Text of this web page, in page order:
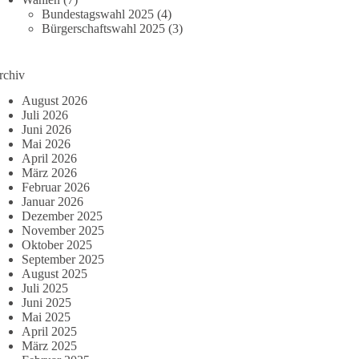
Bundestagswahl 2025 (4)
Bürgerschaftswahl 2025 (3)
August 2026
Juli 2026
Juni 2026
Mai 2026
April 2026
März 2026
Februar 2026
Januar 2026
Dezember 2025
November 2025
Oktober 2025
September 2025
August 2025
Juli 2025
Juni 2025
Mai 2025
April 2025
März 2025